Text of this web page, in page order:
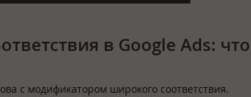
в Google Ads: что
с модификатором широкого соответствия.